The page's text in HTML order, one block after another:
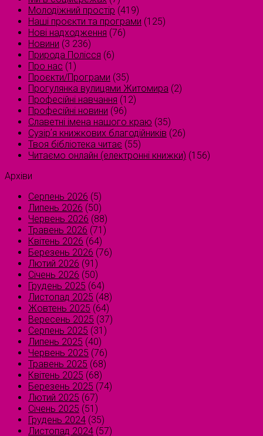
Молодіжний простір (419)
Наші проєкти та програми (125)
Нові надходження (76)
Новини (3 236)
Природа Полісся (6)
Про нас (1)
Проєкти/Програми (35)
Прогулянка вулицями Житомира (2)
Професійні навчання (12)
Професійні новини (96)
Славетні імена нашого краю (35)
Сузірʼя книжкових благодійників (26)
Твоя бібліотека читає (55)
Читаємо онлайн (електронні книжки) (156)
Архіви
Серпень 2026 (5)
Липень 2026 (50)
Червень 2026 (88)
Травень 2026 (71)
Квітень 2026 (64)
Березень 2026 (76)
Лютий 2026 (91)
Січень 2026 (50)
Грудень 2025 (64)
Листопад 2025 (48)
Жовтень 2025 (64)
Вересень 2025 (37)
Серпень 2025 (31)
Липень 2025 (40)
Червень 2025 (76)
Травень 2025 (68)
Квітень 2025 (68)
Березень 2025 (74)
Лютий 2025 (67)
Січень 2025 (51)
Грудень 2024 (35)
Листопад 2024 (57)